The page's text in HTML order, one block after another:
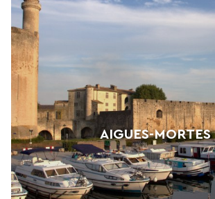
AIGUES-MORTES